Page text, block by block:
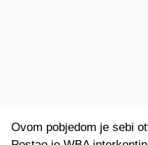
Ovom pobjedom je sebi